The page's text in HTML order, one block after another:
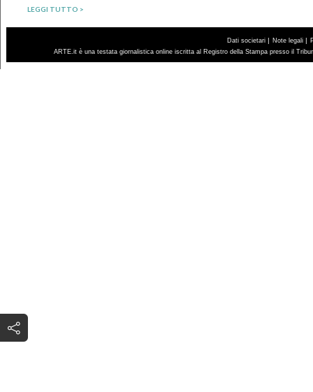
LEGGI TUTTO >
Dati societari Note legali
ARTE.it è una testata giornalistica online iscritta al Registro della Stampa presso il